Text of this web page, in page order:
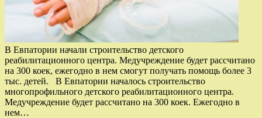
В Евпатории начали строительство детского
реабилитационного центра. Медучреждение будет рассчитано
на 300 коек, ежегодно в нем смогут получать помощь более 3
тыс. детей. В Евпатории началось строительство
многопрофильного детского реабилитационного центра.
Медучреждение будет рассчитано на 300 коек. Ежегодно в
нем…